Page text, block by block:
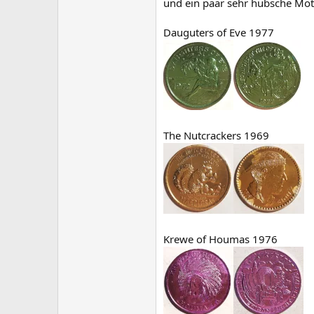
und ein paar sehr hübsche
Dauguters of Eve 1977
The Nutcrackers 1969
Krewe of Houmas 1976